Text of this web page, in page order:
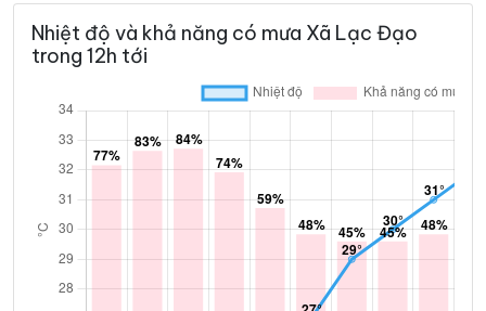
Nhiệt độ và khả năng có mưa Xã Lạc Đạo
trong 12h tới